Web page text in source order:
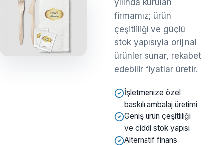
yılında kurulan
firmamız; ürün
çeşitliliği ve güçlü
stok yapısıyla orijinal
ürünler sunar, rekabet
edebilir fiyatlar üretir.
İşletmenize özel
baskılı ambalaj üretimi
Geniş ürün çeşitliliği
ve ciddi stok yapısı
Alternatif finans